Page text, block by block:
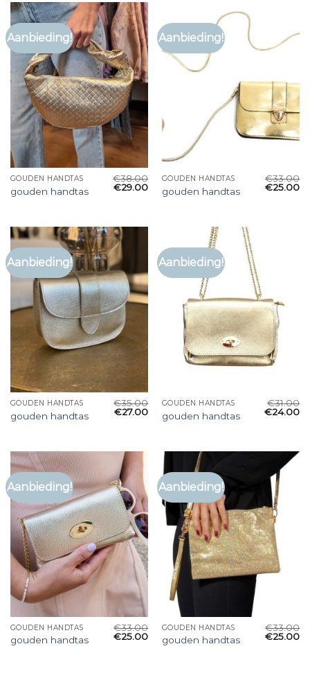
Aanbieding!
GOUDEN HANDTAS
gouden handtas
€38.00
€29.00
Aanbieding!
GOUDEN HANDTAS
gouden handtas
€33.00
€25.00
Aanbieding!
GOUDEN HANDTAS
gouden handtas
€35.00
€27.00
Aanbieding!
GOUDEN HANDTAS
gouden handtas
€31.00
€24.00
Aanbieding!
GOUDEN HANDTAS
gouden handtas
€33.00
€25.00
Aanbieding!
GOUDEN HANDTAS
gouden handtas
€33.00
€25.00